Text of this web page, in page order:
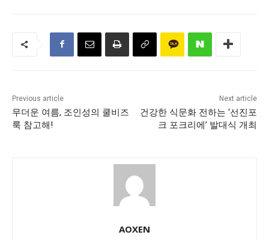
Previous article
무더운 여름, 조인성의 쿨비즈
룩 참고해!
Next article
건강한 식문화 전하는 ‘선진포
크 포크리에’ 발대식 개최
AOXEN